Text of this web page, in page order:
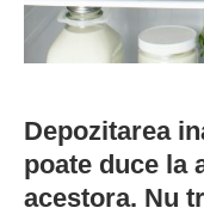
Depozitarea
poate duce la
acestora. Nu